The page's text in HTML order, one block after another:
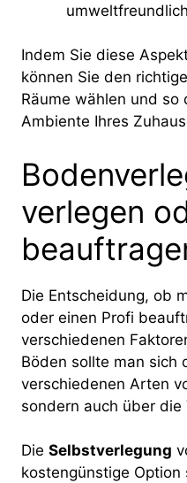
Indem Sie diese
können Sie den
Räume wählen und
Ambiente Ihres
verlegen
Die Entscheidung, ob
oder einen Profi
verschiedenen
Böden sollte man sich
verschiedenen Arten
sondern auch über die
Die Selbstverlegung
kostengünstige